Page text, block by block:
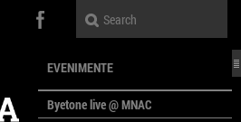
EVENIMENTE
Byetone live @ MNAC